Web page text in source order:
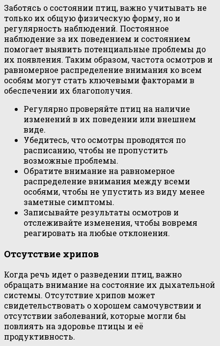
Заботясь о состоянии птиц, важно учитывать не
только их общую физическую форму, но и
регулярность наблюдений. Постоянное
наблюдение за их поведением и состоянием
помогает выявить потенциальные проблемы до
их появления. Таким образом, частота осмотров и
равномерное распределение внимания ко всем
особям могут стать ключевыми факторами в
обеспечении их благополучия.
Регулярно проверяйте птиц на наличие
изменений в их поведении или внешнем
виде.
Убедитесь, что осмотры проводятся по
расписанию, чтобы не пропустить
возможные проблемы.
Обратите внимание на равномерное
распределение внимания между всеми
особями, чтобы не упустить из виду менее
заметные симптомы.
Записывайте результаты осмотров и
отслеживайте изменения, чтобы вовремя
реагировать на любые отклонения.
Отсутствие хрипов
Когда речь идет о разведении птиц, важно
обращать внимание на состояние их дыхательной
системы. Отсутствие хрипов может
свидетельствовать о хорошем самочувствии и
отсутствии заболеваний, которые могли бы
повлиять на здоровье птицы и её
продуктивность.